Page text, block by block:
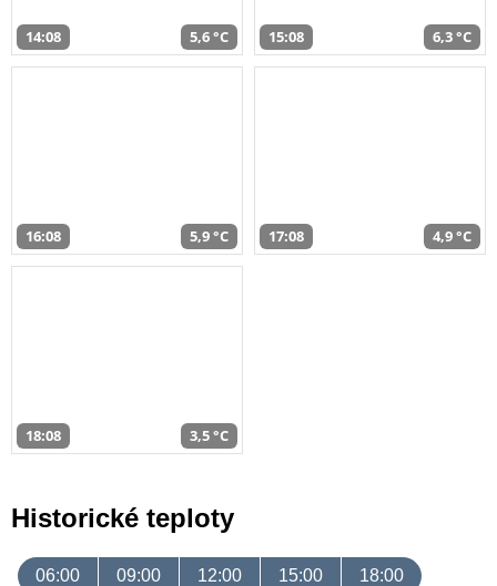
14:08 5,6 °C 15:08 6,3 °C
16:08 5,9 °C 17:08 4,9 °C
18:08 3,5 °C
Historické teploty
06:00 09:00 12:00 15:00 18:00